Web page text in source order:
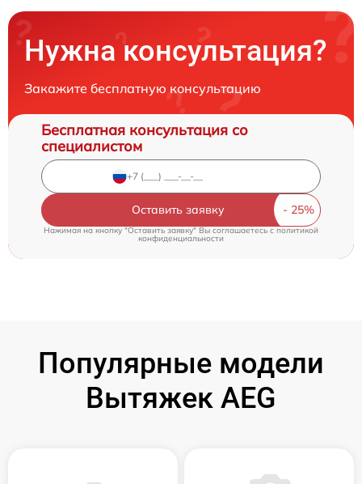
Нужна консультация?
Закажите бесплатную консультацию
Бесплатная консультация со
специалистом
Оставить заявку
Нажимая на кнопку "Оставить заявку" Вы соглашаетесь cполитикой
конфиденциальности
Популярные модели
Вытяжек AEG